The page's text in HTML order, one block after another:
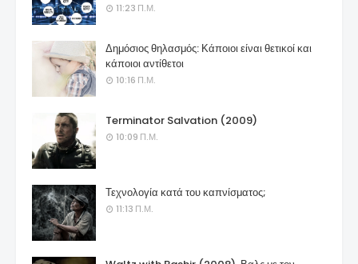
11:23 Π.Μ.
Δημόσιος θηλασμός: Κάποιοι είναι θετικοί και
κάποιοι αντίθετοι
10:16 Π.Μ.
Terminator Salvation (2009)
10:09 Π.Μ.
Τεχνολογία κατά του καπνίσματος;
11:13 Π.Μ.